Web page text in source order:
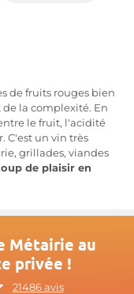
de fruits rouges bien
la complexité. En
le fruit, l'acidité
C'est un vin très
grillades, viandes
de plaisir en
Métairie au
privée !
21486 avis